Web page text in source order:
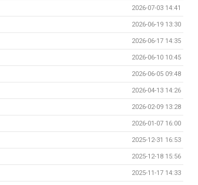
2026-07-03 14:41
2026-06-19 13:30
2026-06-17 14:35
2026-06-10 10:45
2026-06-05 09:48
2026-04-13 14:26
2026-02-09 13:28
2026-01-07 16:00
2025-12-31 16:53
2025-12-18 15:56
2025-11-17 14:33